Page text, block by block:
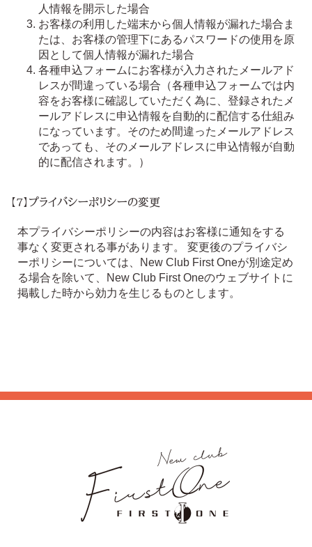
人情報を開示した場合
お客様の利用した端末から個人情報が漏れた場合ま
たは、お客様の管理下にあるパスワードの使用を原
因として個人情報が漏れた場合
各種申込フォームにお客様が入力されたメールアド
レスが間違っている場合（各種申込フォームでは内
容をお客様に確認していただく為に、登録されたメ
ールアドレスに申込情報を自動的に配信する仕組み
になっています。そのため間違ったメールアドレス
であっても、そのメールアドレスに申込情報が自動
的に配信されます。）
【7】プライバシーポリシーの変更
本プライバシーポリシーの内容はお客様に通知をする
事なく変更される事があります。 変更後のプライバシ
ーポリシーについては、New Club First Oneが別途定め
る場合を除いて、New Club First Oneのウェブサイトに
掲載した時から効力を生じるものとします。